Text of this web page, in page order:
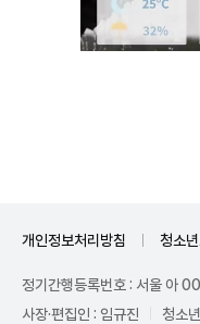
개인정보처리방침 청소
정기간행등록번호 : 서울 아
사장·편집인 : 임규진
청소